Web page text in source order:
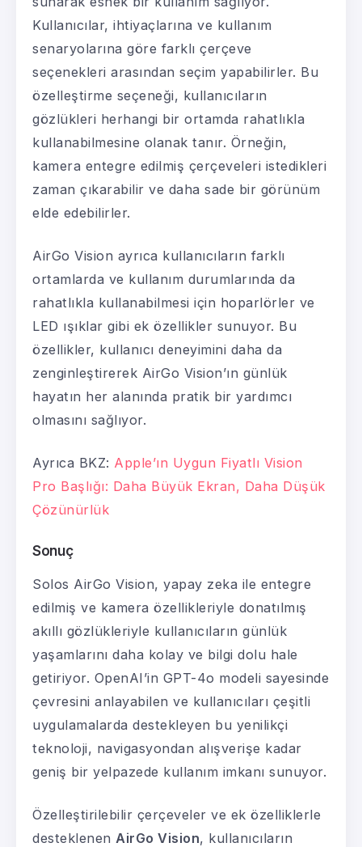
Kullanıcılar, ihtiyaçlarına ve kullanım
senaryolarına göre farklı çerçeve
seçenekleri arasından seçim yapabilirler. Bu
özelleştirme seçeneği, kullanıcıların
gözlükleri herhangi bir ortamda rahatlıkla
kullanabilmesine olanak tanır. Örneğin,
kamera entegre edilmiş çerçeveleri istedikleri
zaman çıkarabilir ve daha sade bir görünüm
elde edebilirler.
AirGo Vision ayrıca kullanıcıların farklı
ortamlarda ve kullanım durumlarında da
rahatlıkla kullanabilmesi için hoparlörler ve
LED ışıklar gibi ek özellikler sunuyor. Bu
özellikler, kullanıcı deneyimini daha da
zenginleştirerek AirGo Vision’ın günlük
hayatın her alanında pratik bir yardımcı
olmasını sağlıyor.
Ayrıca BKZ: Apple’ın Uygun Fiyatlı Vision
Pro Başlığı: Daha Büyük Ekran, Daha Düşük
Çözünürlük
Sonuç
Solos AirGo Vision, yapay zeka ile entegre
edilmiş ve kamera özellikleriyle donatılmış
akıllı gözlükleriyle kullanıcıların günlük
yaşamlarını daha kolay ve bilgi dolu hale
getiriyor. OpenAI’in GPT-4o modeli sayesinde
çevresini anlayabilen ve kullanıcıları çeşitli
uygulamalarda destekleyen bu yenilikçi
teknoloji, navigasyondan alışverişe kadar
geniş bir yelpazede kullanım imkanı sunuyor.
Özelleştirilebilir çerçeveler ve ek özelliklerle
desteklenen AirGo Vision, kullanıcıların